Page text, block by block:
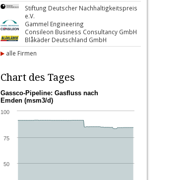
Stiftung Deutscher Nachhaltigkeitspreis
e.V.
Gammel Engineering
Consileon Business Consultancy GmbH
Blåkäder Deutschland GmbH
alle Firmen
Chart des Tages
50
75
100
Gassco-Pipeline: Gasfluss nach
Emden (msm3/d)